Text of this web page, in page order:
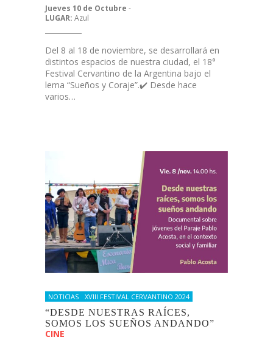
Jueves 10 de Octubre -
LUGAR: Azul
Del 8 al 18 de noviembre, se desarrollará en
distintos espacios de nuestra ciudad, el 18°
Festival Cervantino de la Argentina bajo el
lema “Sueños y Coraje”.✔️ Desde hace
varios…
NOTICIAS XVIII FESTIVAL CERVANTINO 2024
“DESDE NUESTRAS RAÍCES,
SOMOS LOS SUEÑOS ANDANDO”
CINE